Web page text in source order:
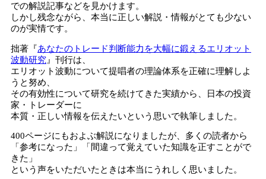
での解説記事などを見かけます。
しかし残念ながら、本当に正しい解説・情報がとても少ない
のが実情です。
拙著『あなたのトレード判断能力を大幅に鍛えるエリオット
波動研究 』刊行は、
エリオット波動について提唱者の理論体系を正確に理解しよ
うと努め、
その有効性について研究を続けてきた実績から、日本の投資
家・トレーダーに
本質・正しい情報を伝えたいという思いで執筆しました。
400ページにもおよぶ解説になりましたが、多くの読者から
「参考になった」「間違って覚えていた知識を正すことがで
きた」
という声をいただいたときは本当にうれしく思いました。